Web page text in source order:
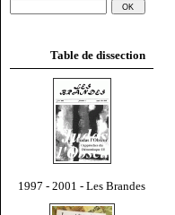
Table de dissection
1997 - 2001 - Les Brandes